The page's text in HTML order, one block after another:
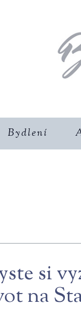
Bydlení
si
na